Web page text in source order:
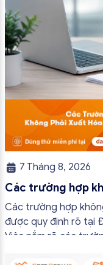
7 Tháng 8, 2026
Các trường hợp
2026
Các trường hợp
được quy định rõ tại
Việc nắm rõ các